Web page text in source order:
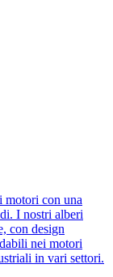
motori con una
I nostri alberi
con design
nei motori
in vari settori.